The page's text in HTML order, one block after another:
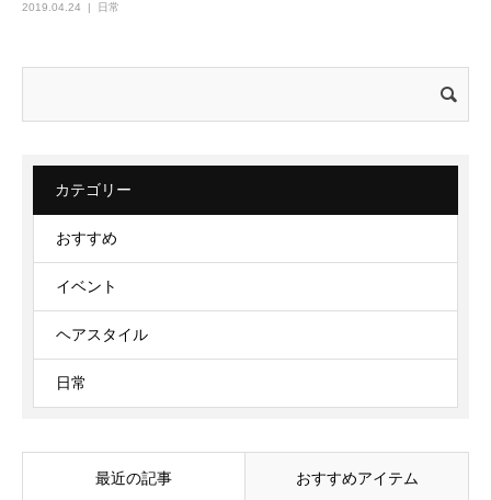
2019.04.24 日常
カテゴリー
おすすめ
イベント
ヘアスタイル
日常
最近の記事 おすすめアイテム